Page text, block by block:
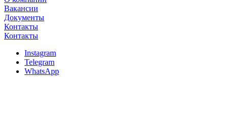
Вакансии
Документы
Контакты
Контакты
Instagram
Telegram
WhatsApp